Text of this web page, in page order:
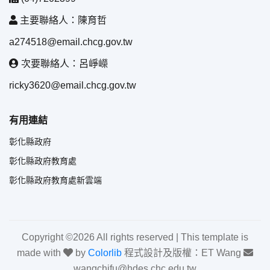
主要聯絡人：陳育哲
a274518@email.chcg.gov.tw
次要聯絡人：呂崢嶸
ricky3620@email.chcg.gov.tw
有用連結
彰化縣政府
彰化縣政府教育處
彰化縣政府教育處新雲端
Copyright ©2026 All rights reserved | This template is
made with
by Colorlib 程式設計及版權：ET Wang